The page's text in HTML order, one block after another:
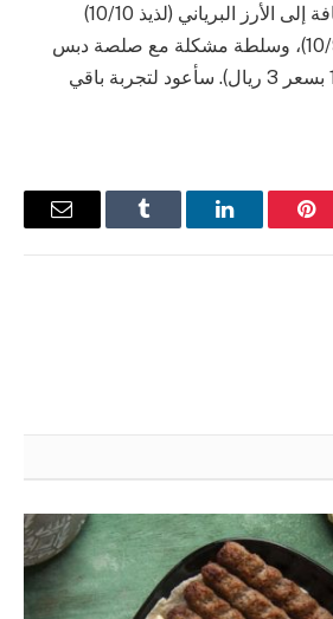
المشروم (10/8)، بالإضافة إلى الأرز البرياني (لذيذ 10/10)
والبطاطس المشوية (10/9)، وسلطة مشكلة مع صلصة دبس
الرمان والليمون (10/10 بسعر 3 ريال). سأعود لتجربة باقي
بينتيريستلينكدإن Tumblr
البريد